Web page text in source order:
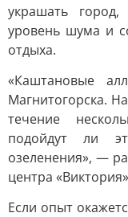
украшать
уровень шума и
отдыха.
«Каштановые
Магнитогорска.
течение
подойдут ли
озеленения», —
центра
Если опыт